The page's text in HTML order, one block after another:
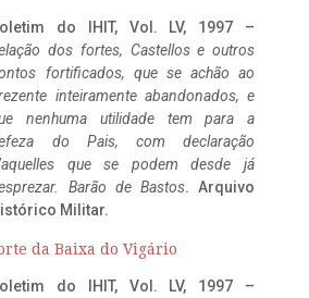
do IHIT, Vol. LV, 1997 –
dos fortes, Castellos e outros
fortificados, que se achão ao
inteiramente abandonados, e
nenhuma utilidade tem para a
do Pais, com declaração
que se podem desde já
Barão de Bastos. Arquivo
Militar.
da Baixa do Vigário
do IHIT, Vol. LV, 1997 –